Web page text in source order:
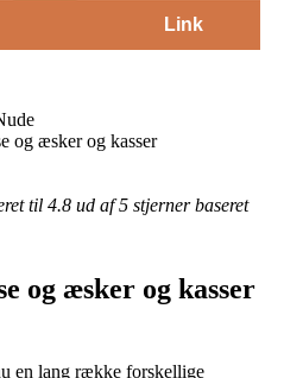
Link
og æsker og kasser
til 4.8 ud af 5 stjerner baseret
og æsker og kasser
en lang række forskellige